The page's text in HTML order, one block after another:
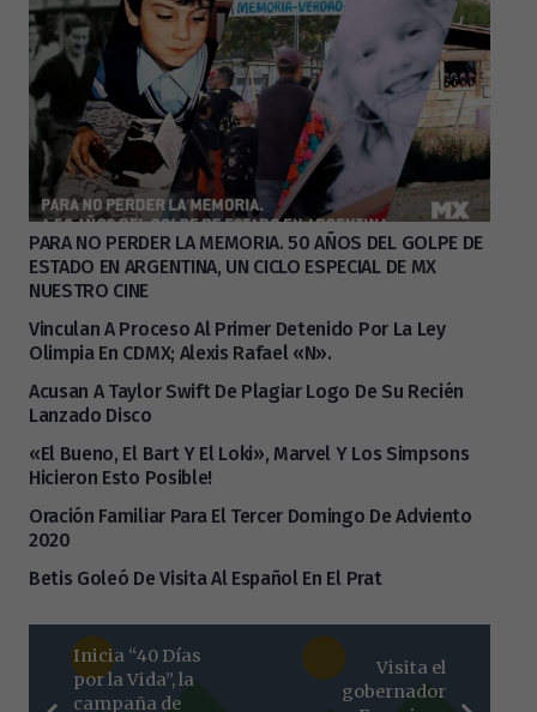
PARA NO PERDER LA MEMORIA. 50 AÑOS DEL GOLPE DE
ESTADO EN ARGENTINA, UN CICLO ESPECIAL DE MX
NUESTRO CINE
Vinculan A Proceso Al Primer Detenido Por La Ley
Olimpia En CDMX; Alexis Rafael «N».
Acusan A Taylor Swift De Plagiar Logo De Su Recién
Lanzado Disco
«El Bueno, El Bart Y El Loki», Marvel Y Los Simpsons
Hicieron Esto Posible!
Oración Familiar Para El Tercer Domingo De Adviento
2020
Betis Goleó De Visita Al Español En El Prat
Inicia “40 Días
por la Vida”, la
campaña de
Visita el
gobernador